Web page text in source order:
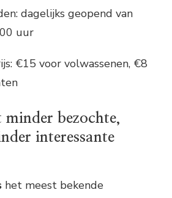
dagelijks geopend van
uur
€15 voor volwassenen, €8
minder bezochte,
interessante
het meest bekende